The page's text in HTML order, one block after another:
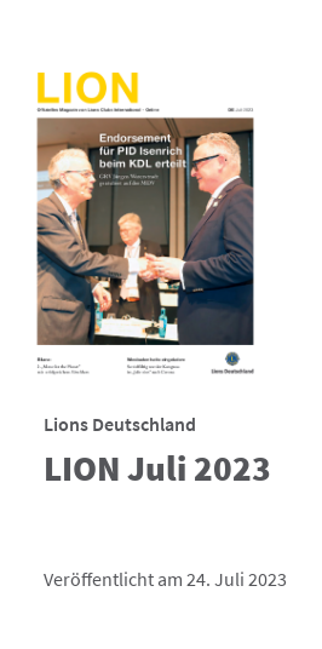
Lions Deutschland
LION Juli 2023
Veröffentlicht am 24. Juli 2023